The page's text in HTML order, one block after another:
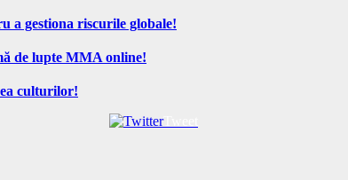
a gestiona riscurile globale!
de lupte MMA online!
culturilor!
Tweet